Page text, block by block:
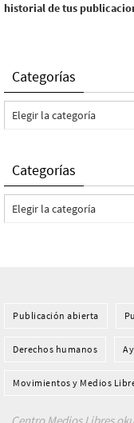
historial de tus
Categorías
Categorías
Categorías
Categorías
Publicación abierta
Derechos humanos
Movimientos y Medios